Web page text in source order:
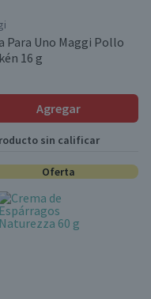
Para Uno Maggi Pollo
16 g
Agregar
sin calificar
Oferta